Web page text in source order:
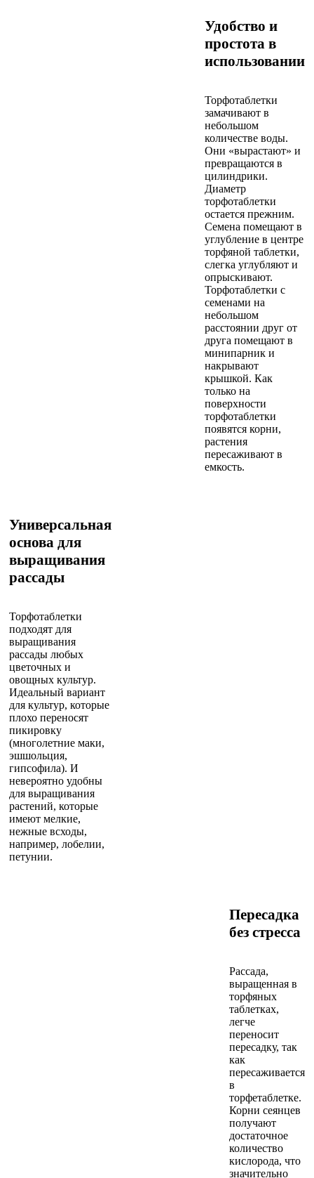
Удобство и
простота в
использовании
Торфотаблетки
замачивают в
небольшом
количестве воды.
Они «вырастают» и
превращаются в
цилиндрики.
Диаметр
торфотаблетки
остается прежним.
Семена помещают в
углубление в центре
торфяной таблетки,
слегка углубляют и
опрыскивают.
Торфотаблетки с
семенами на
небольшом
расстоянии друг от
друга помещают в
минипарник и
накрывают
крышкой. Как
только на
поверхности
торфотаблетки
появятся корни,
растения
пересаживают в
емкость.
Универсальная
основа для
выращивания
рассады
Торфотаблетки
подходят для
выращивания
рассады любых
цветочных и
овощных культур.
Идеальный вариант
для культур, которые
плохо переносят
пикировку
(многолетние маки,
эшшольция,
гипсофила). И
невероятно удобны
для выращивания
растений, которые
имеют мелкие,
нежные всходы,
например, лобелии,
петунии.
Пересадка
без стресса
Рассада,
выращенная в
торфяных
таблетках,
легче
переносит
пересадку, так
как
пересаживается
в
торфетаблетке.
Корни сеянцев
получают
достаточное
количество
кислорода, что
значительно